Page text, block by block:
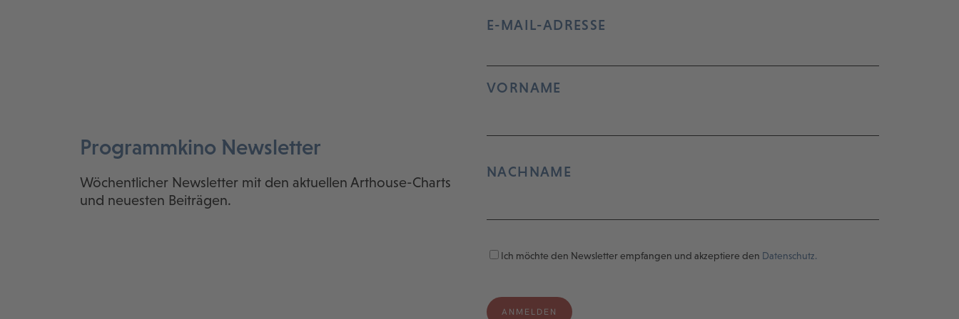
Programmkino Newsletter
Wöchentlicher Newsletter mit den aktuellen Arthouse-Charts
und neuesten Beiträgen.
E-MAIL-ADRESSE
VORNAME
NACHNAME
Ich möchte den Newsletter empfangen und akzeptiere den Datenschutz.